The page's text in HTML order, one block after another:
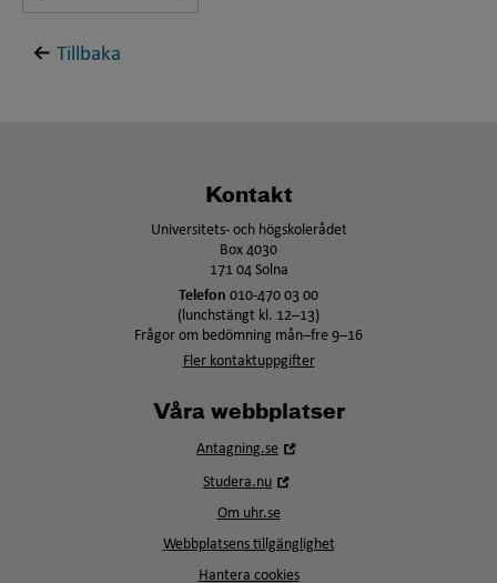
Tillbaka
Kontakt
Universitets- och högskolerådet
Box 4030
171 04 Solna
Telefon 010-470 03 00
(lunchstängt kl. 12–13)
Frågor om bedömning mån–fre 9–16
Fler kontaktuppgifter
Våra webbplatser
Antagning.se
Studera.nu
fönster
Om uhr.se
Webbplatsens tillgänglighet
Hantera cookies